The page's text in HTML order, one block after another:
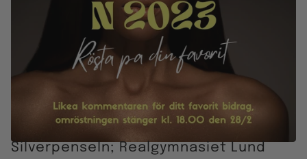
Silverpenseln; Realgymnasiet Lund